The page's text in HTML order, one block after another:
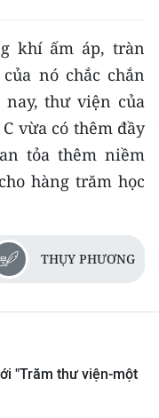
khí ấm áp, tràn
nó chắc chắn
thư viện của
vừa có thêm đầy
tỏa thêm niềm
hàng trăm học
THỤY PHƯƠNG
"Trăm thư viện-một